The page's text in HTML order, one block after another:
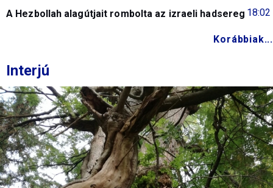
18:02
A Hezbollah alagútjait rombolta az izraeli hadsereg
Korábbiak...
Interjú